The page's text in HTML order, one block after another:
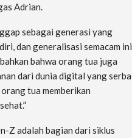
Adrian.
sebagai generasi yang
dan generalisasi semacam ini
bahwa orang tua juga
dari dunia digital yang serba
tua memberikan
Z adalah bagian dari siklus